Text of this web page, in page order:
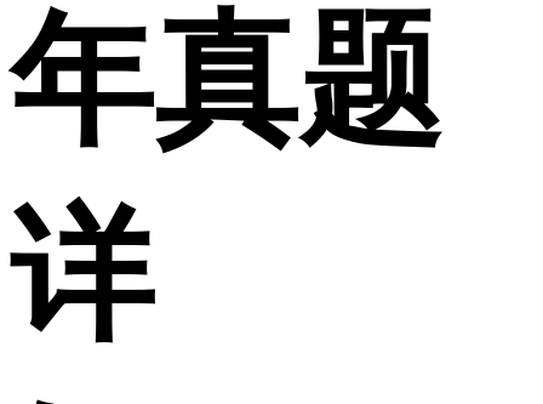
年真题
详